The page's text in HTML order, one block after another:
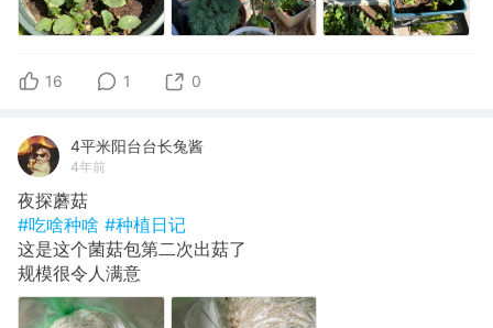
16 1 0
4平米阳台台长兔酱
4年前
夜探蘑菇
#吃啥种啥 #种植日记
这是这个菌菇包第二次出菇了
规模很令人满意